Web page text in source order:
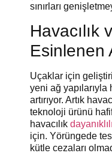
sınırları
Havacılık
Esinlenen
Uçaklar için
yeni ağ
artırıyor. Artık
teknoloji ürünü
havacılık
için. Yörüngede
kütle cezaları